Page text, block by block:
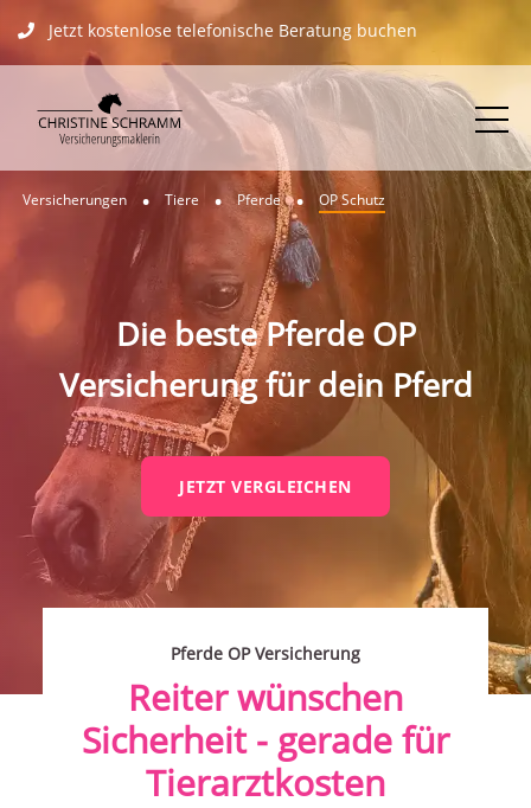
Jetzt kostenlose telefonische Beratung buchen
Versicherungen Tiere Pferde OP Schutz
Die beste Pferde OP
Versicherung für dein Pferd
JETZT VERGLEICHEN
Pferde OP Versicherung
Reiter wünschen
Sicherheit - gerade für
Tierarztkosten